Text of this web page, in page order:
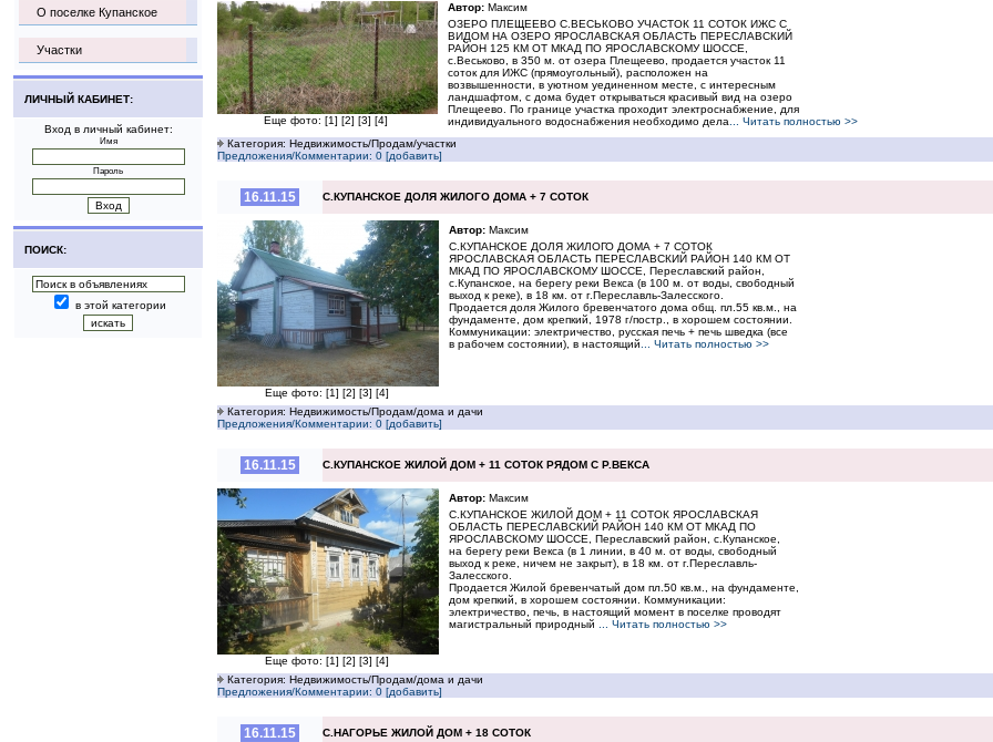
О поселке Купанское
Участки
ЛИЧНЫЙ КАБИНЕТ:
Вход в личный кабинет:
Имя
Пароль
ПОИСК:
в этой категории
Еще фото: [1] [2] [3] [4]
Автор: Максим
ОЗЕРО ПЛЕЩЕЕВО С.ВЕСЬКОВО УЧАСТОК 11 СОТОК ИЖС С
ВИДОМ НА ОЗЕРО ЯРОСЛАВСКАЯ ОБЛАСТЬ ПЕРЕСЛАВСКИЙ
РАЙОН 125 КМ ОТ МКАД ПО ЯРОСЛАВСКОМУ ШОССЕ,
с.Веськово, в 350 м. от озера Плещеево, продается участок 11
соток для ИЖС (прямоугольный), расположен на
возвышенности, в уютном уединенном месте, с интересным
ландшафтом, с дома будет открываться красивый вид на озеро
Плещеево. По границе участка проходит электроснабжение, для
индивидуального водоснабжения необходимо дела ... Читать полностью >>
Категория: Недвижимость/Продам/участки
Предложения/Комментарии: 0 [добавить]
16.11.15 С.КУПАНСКОЕ ДОЛЯ ЖИЛОГО ДОМА + 7 СОТОК
Еще фото: [1] [2] [3] [4]
Автор: Максим
С.КУПАНСКОЕ ДОЛЯ ЖИЛОГО ДОМА + 7 СОТОК
ЯРОСЛАВСКАЯ ОБЛАСТЬ ПЕРЕСЛАВСКИЙ РАЙОН 140 КМ ОТ
МКАД ПО ЯРОСЛАВСКОМУ ШОССЕ, Переславский район,
с.Купанское, на берегу реки Векса (в 100 м. от воды, свободный
выход к реке), в 18 км. от г.Переславль-Залесского.
Продается доля Жилого бревенчатого дома общ. пл.55 кв.м., на
фундаменте, дом крепкий, 1978 г/постр., в хорошем состоянии.
Коммуникации: электричество, русская печь + печь шведка (все
в рабочем состоянии), в настоящий ... Читать полностью >>
Категория: Недвижимость/Продам/дома и дачи
Предложения/Комментарии: 0 [добавить]
16.11.15 С.КУПАНСКОЕ ЖИЛОЙ ДОМ + 11 СОТОК РЯДОМ С Р.ВЕКСА
Еще фото: [1] [2] [3] [4]
Автор: Максим
С.КУПАНСКОЕ ЖИЛОЙ ДОМ + 11 СОТОК ЯРОСЛАВСКАЯ
ОБЛАСТЬ ПЕРЕСЛАВСКИЙ РАЙОН 140 КМ ОТ МКАД ПО
ЯРОСЛАВСКОМУ ШОССЕ, Переславский район, с.Купанское,
на берегу реки Векса (в 1 линии, в 40 м. от воды, свободный
выход к реке, ничем не закрыт), в 18 км. от г.Переславль-
Залесского.
Продается Жилой бревенчатый дом пл.50 кв.м., на фундаменте,
дом крепкий, в хорошем состоянии. Коммуникации:
электричество, печь, в настоящий момент в поселке проводят
магистральный природный
... Читать полностью >>
Категория: Недвижимость/Продам/дома и дачи
Предложения/Комментарии: 0 [добавить]
16.11.15 С.НАГОРЬЕ ЖИЛОЙ ДОМ + 18 СОТОК